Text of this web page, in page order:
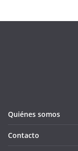
Quiénes somos
Contacto